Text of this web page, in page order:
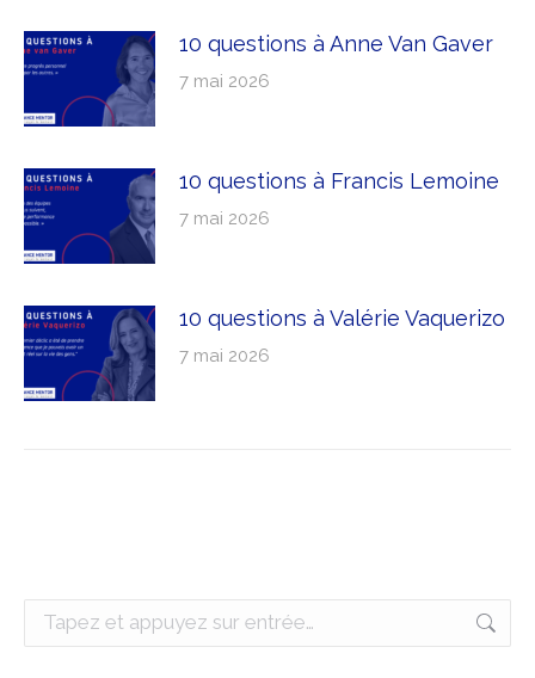
10 questions à Anne Van Gaver
7 mai 2026
10 questions à Francis Lemoine
7 mai 2026
10 questions à Valérie Vaquerizo
7 mai 2026
Recherche
: